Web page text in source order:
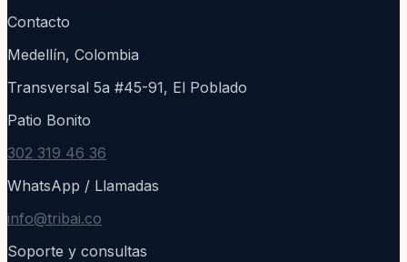
Contacto
Medellín, Colombia
Transversal 5a #45-91, El Poblado
Patio Bonito
302 319 46 36
WhatsApp / Llamadas
info@tribai.co
Soporte y consultas